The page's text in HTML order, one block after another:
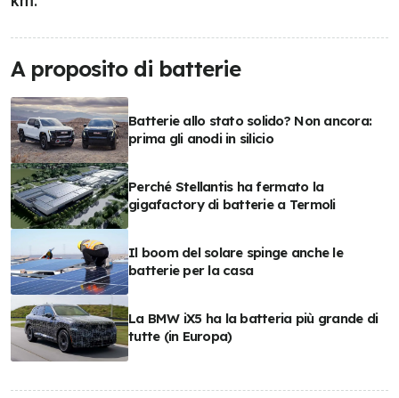
A proposito di batterie
Batterie allo stato solido? Non ancora:
prima gli anodi in silicio
Perché Stellantis ha fermato la
gigafactory di batterie a Termoli
Il boom del solare spinge anche le
batterie per la casa
La BMW iX5 ha la batteria più grande di
tutte (in Europa)